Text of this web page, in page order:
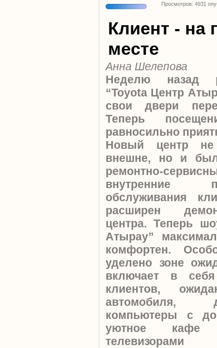
Просмотров: 4931
Клиент - на
месте
Анна Шелепова
Неделю назад
“Toyota Центр
свои двери
Теперь
равносильно
Новый центр не
внешне, но и
ремонтно-
внутренние
обслуживания
расширен
центра. Теперь
Атырау”
комфортен.
уделено зоне
включает в
клиентов,
автомобиля,
компьютеры с
уютное кафе
телевизорами